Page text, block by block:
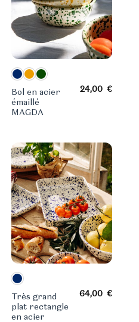
Bol en acier
émaillé
MAGDA
24,00€
Très grand
plat rectangle
en acier
64,00€